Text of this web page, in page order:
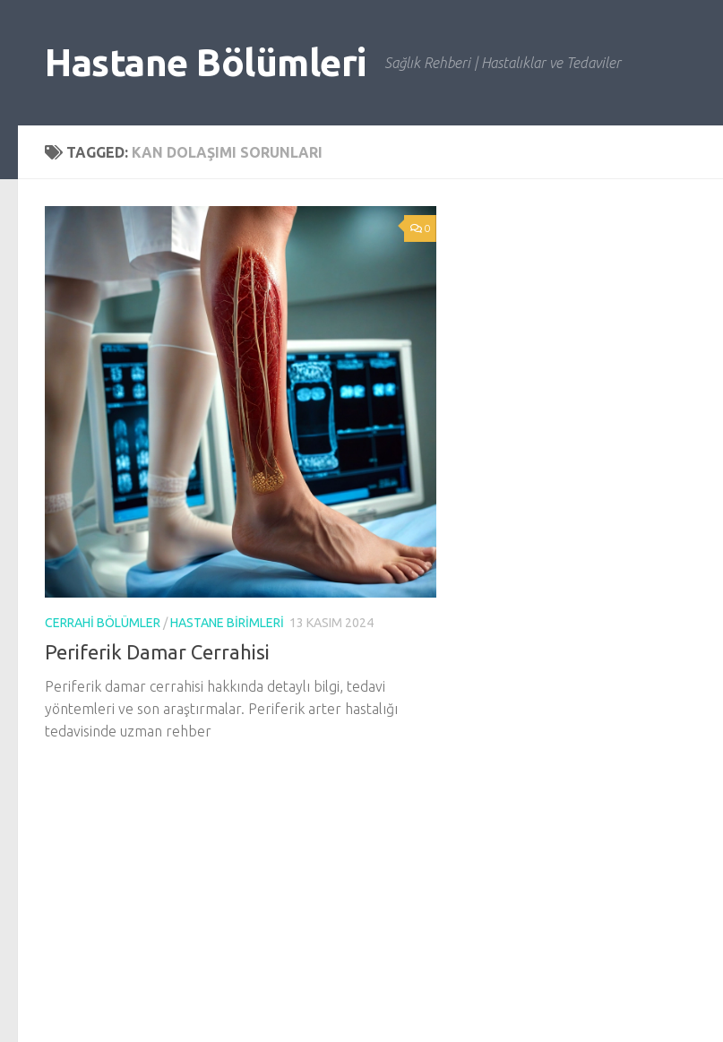
Hastane Bölümleri Sağlık Rehberi | Hastalıklar ve Tedaviler
TAGGED: KAN DOLAŞIMI SORUNLARI
0
CERRAHI BÖLÜMLER /HASTANE BIRIMLERI 13 KASIM 2024
Periferik Damar Cerrahisi
Periferik damar cerrahisi hakkında detaylı bilgi, tedavi
yöntemleri ve son araştırmalar. Periferik arter hastalığı
tedavisinde uzman rehber